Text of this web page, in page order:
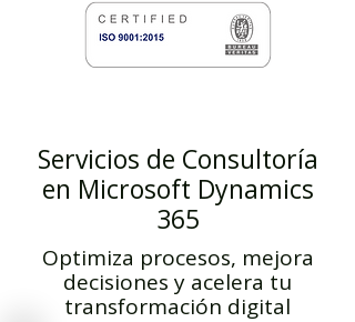
Servicios de Consultoría
en Microsoft Dynamics
365
Optimiza procesos, mejora
decisiones y acelera tu
transformación digital